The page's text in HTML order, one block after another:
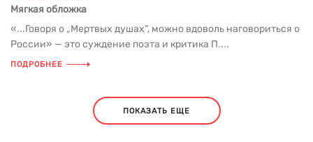
Мягкая обложка
«...Говоря о „Мертвых душах“, можно вдоволь наговориться о
России» — это суждение поэта и критика П....
ПОДРОБНЕЕ
ПОКАЗАТЬ ЕЩЕ